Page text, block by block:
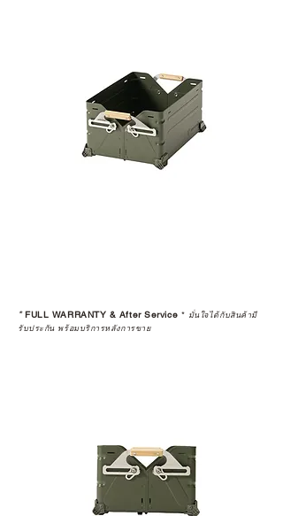
ก่อนตัดสินใจซื้อสินค้า เราอยาก
แนะนำให้คุณสอบถามทุกครั้งว่า ร้าน
ค้าที่คุณกำลังเลือกซื้อนั้น มีการรับ
ในอุปกรณ์ที่คุณรัก มีคุณค่าอย่าง
อ่านต่อเรื่องการรับประกันสินค้าได้
*FULL WARRANTY & After Service * มั่นใจได้กับสินค้ามี
รับประกัน พร้อมบริการหลังการขาย